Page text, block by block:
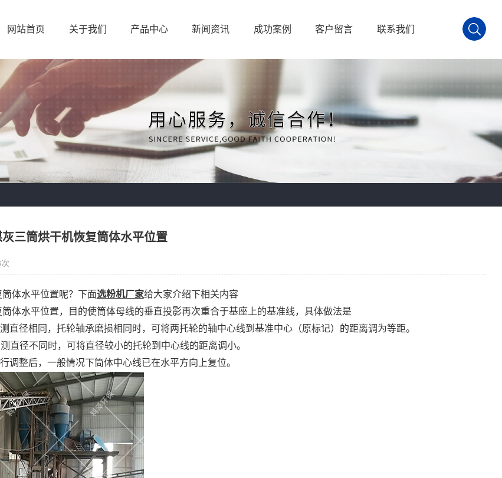
网站首页 关于我们 产品中心 新闻资讯 成功案例 客户留言 联系我们
三筒烘干机恢复筒体水平位置
筒体水平位置呢？下面选粉机厂家给大家介绍下相关内容
筒体水平位置，目的使筒体母线的垂直投影再次重合于基座上的基准线，具体做法是
直径相同，托轮轴承磨损相同时，可将两托轮的轴中心线到基准中心（原标记）的距离调为等距。
直径不同时，可将直径较小的托轮到中心线的距离调小。
调整后，一般情况下筒体中心线已在水平方向上复位。